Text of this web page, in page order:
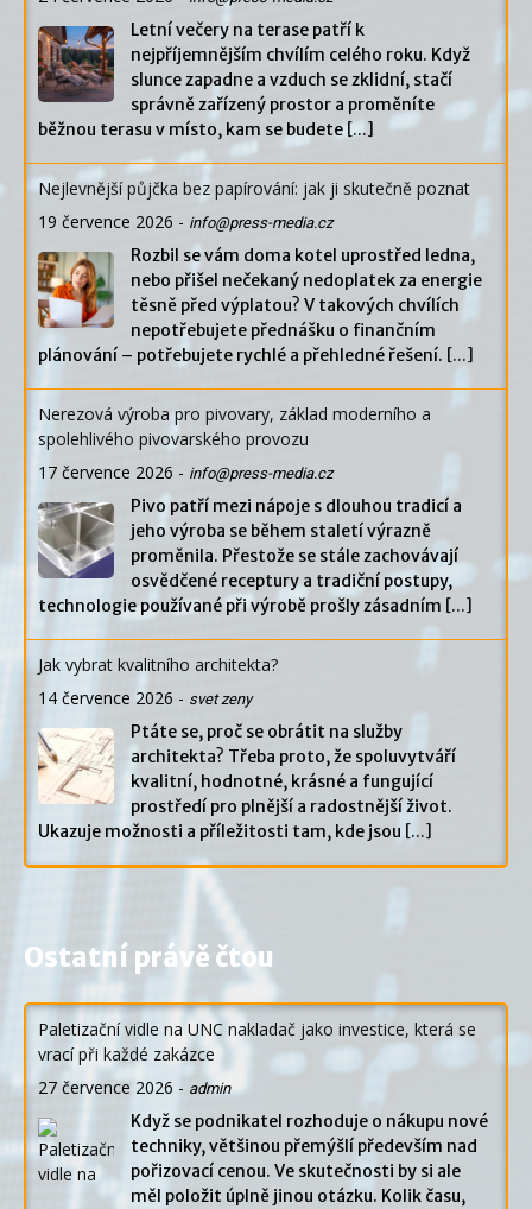
Letní večery na terase patří k
nejpříjemnějším chvílím celého roku. Když
slunce zapadne a vzduch se zklidní, stačí
správně zařízený prostor a proměníte
běžnou terasu v místo, kam se budete [...]
Nejlevnější půjčka bez papírování: jak ji skutečně poznat
19 července 2026 - info@press-media.cz
Rozbil se vám doma kotel uprostřed ledna,
nebo přišel nečekaný nedoplatek za energie
těsně před výplatou? V takových chvílích
nepotřebujete přednášku o finančním
plánování – potřebujete rychlé a přehledné řešení. [...]
Nerezová výroba pro pivovary, základ moderního a
spolehlivého pivovarského provozu
17 července 2026 - info@press-media.cz
Pivo patří mezi nápoje s dlouhou tradicí a
jeho výroba se během staletí výrazně
proměnila. Přestože se stále zachovávají
osvědčené receptury a tradiční postupy,
technologie používané při výrobě prošly zásadním [...]
Jak vybrat kvalitního architekta?
14 července 2026 - svet zeny
Ptáte se, proč se obrátit na služby
architekta? Třeba proto, že spoluvytváří
kvalitní, hodnotné, krásné a fungující
prostředí pro plnější a radostnější život.
Ukazuje možnosti a příležitosti tam, kde jsou [...]
Ostatní právě čtou
Paletizační vidle na UNC nakladač jako investice, která se
vrací při každé zakázce
27 července 2026 - admin
Když se podnikatel rozhoduje o nákupu nové
techniky, většinou přemýšlí především nad
pořizovací cenou. Ve skutečnosti by si ale
měl položit úplně jinou otázku. Kolik času,